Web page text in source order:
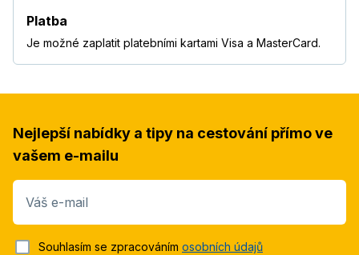
Platba
Je možné zaplatit platebními kartami Visa a MasterCard.
Nejlepší nabídky a tipy na cestování přímo ve
vašem e-mailu
Váš e-mail
Souhlasím se zpracováním osobních údajů